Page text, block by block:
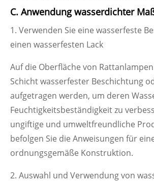
C. Anwendung wasserdichter
1. Verwenden Sie eine wasserfeste
einen wasserfesten Lack
Auf die Oberfläche von
Schicht wasserfester Beschichtung
aufgetragen werden, um deren
Feuchtigkeitsbeständigkeit zu
ungiftige und umweltfreundliche
befolgen Sie die Anweisungen für
ordnungsgemäße Konstruktion.
2. Auswahl und Verwendung von